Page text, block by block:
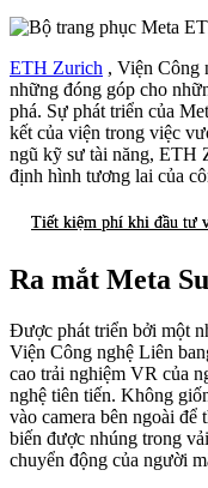
ETH Zurich , Viện Công
những đóng góp cho
phá. Sự phát triển của
kết của viện trong việc
ngũ kỹ sư tài năng, ETH
định hình tương lai của
Tiết kiệm phí khi đầu tư
Ra mắt Meta
Được phát triển bởi một
Viện Công nghệ Liên
cao trải nghiệm VR của
nghệ tiên tiến. Không
vào camera bên ngoài để
biến được nhúng trong
chuyển động của người